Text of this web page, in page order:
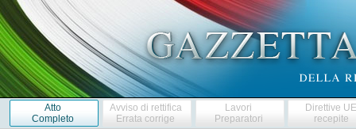
Atto
Completo
Avviso di rettifica
Errata corrige
Lavori
Preparatori
Direttive
recepite